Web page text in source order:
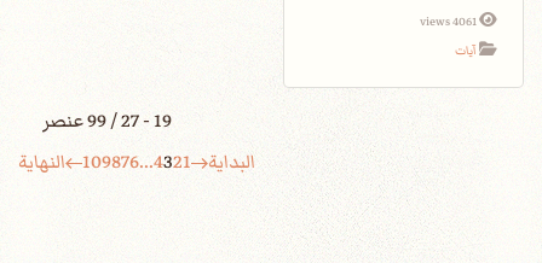
4061 views
آيات
19 - 27 / 99 عنصر
البداية
1
2
3
4
...
6
7
8
9
10 النهاية